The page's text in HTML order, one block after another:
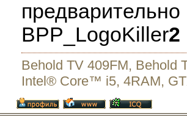
BPP_LogoKiller2
Behold TV 409FM, Behold
Intel® Core™ i5, 4RAM,